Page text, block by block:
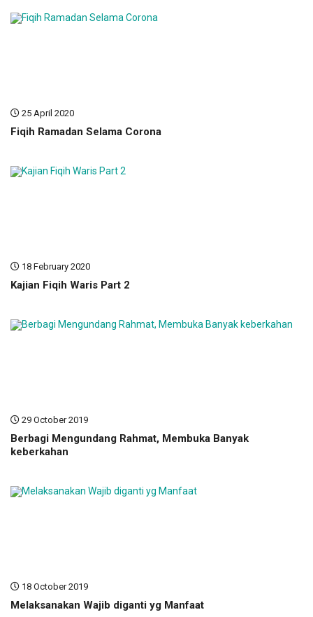
25 April 2020
Fiqih Ramadan Selama Corona
18 February 2020
Kajian Fiqih Waris Part 2
29 October 2019
Berbagi Mengundang Rahmat, Membuka Banyak
keberkahan
18 October 2019
Melaksanakan Wajib diganti yg Manfaat